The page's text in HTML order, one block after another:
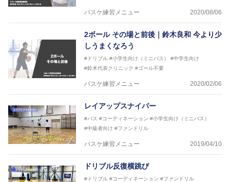
バスケ練習メニュー 2020/08/06
2ボール その場と前後｜鈴木良和 今より少
しうまくなろう
#ドリブル #小学生向け（ミニバス）
#中学生向け
#鈴木代表クリニック #ゴール不要
バスケ練習メニュー 2020/02/06
レイアップスナイパー
#パス #コーディネーション #小学生向け（ミニバス）
#中級者向け #ファンドリル
バスケ練習メニュー 2019/04/10
ドリブル反復横跳び
#ドリブル #コーディネーション #ファンドリル